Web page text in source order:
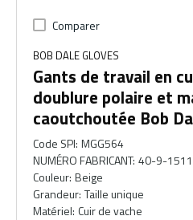
Comparer
BOB DALE GLOVES
Gants de travail en
doublure polaire et
caoutchoutée Bob
Code SPI: MGG564
NUMÉRO FABRICANT: 40-9-
Couleur: Beige
Grandeur: Taille unique
Matériel: Cuir de vache